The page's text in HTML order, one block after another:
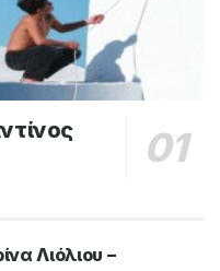
Λιόλιου –